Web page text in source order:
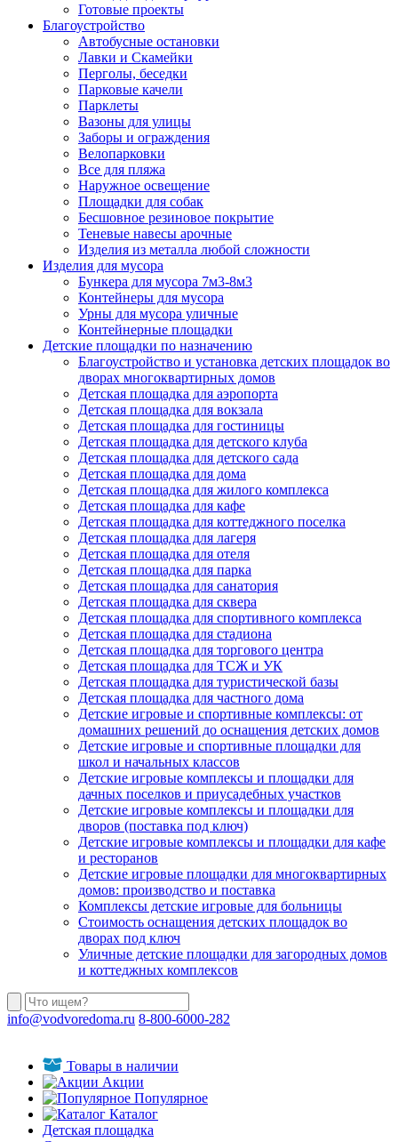
Готовые проекты
Благоустройство
Автобусные остановки
Лавки и Скамейки
Перголы, беседки
Парковые качели
Парклеты
Вазоны для улицы
Заборы и ограждения
Велопарковки
Все для пляжа
Наружное освещение
Площадки для собак
Бесшовное резиновое покрытие
Теневые навесы арочные
Изделия из металла любой сложности
Изделия для мусора
Бункера для мусора 7м3-8м3
Контейнеры для мусора
Урны для мусора уличные
Контейнерные площадки
Детские площадки по назначению
Благоустройство и установка детских площадок во
дворах многоквартирных домов
Детская площадка для аэропорта
Детская площадка для вокзала
Детская площадка для гостиницы
Детская площадка для детского клуба
Детская площадка для детского сада
Детская площадка для дома
Детская площадка для жилого комплекса
Детская площадка для кафе
Детская площадка для коттеджного поселка
Детская площадка для лагеря
Детская площадка для отеля
Детская площадка для парка
Детская площадка для санатория
Детская площадка для сквера
Детская площадка для спортивного комплекса
Детская площадка для стадиона
Детская площадка для торгового центра
Детская площадка для ТСЖ и УК
Детская площадка для туристической базы
Детская площадка для частного дома
Детские игровые и спортивные комплексы: от
домашних решений до оснащения детских домов
Детские игровые и спортивные площадки для
школ и начальных классов
Детские игровые комплексы и площадки для
дачных поселков и приусадебных участков
Детские игровые комплексы и площадки для
дворов (поставка под ключ)
Детские игровые комплексы и площадки для кафе
и ресторанов
Детские игровые площадки для многоквартирных
домов: производство и поставка
Комплексы детские игровые для больницы
Стоимость оснащения детских площадок во
дворах под ключ
Уличные детские площадки для загородных домов
и коттеджных комплексов
info@vodvoredoma.ru 8-800-6000-282
Товары в наличии
Акции
Популярное
Каталог
Детская площадка